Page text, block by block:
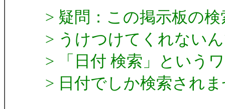
> 疑問：この掲示板の
> うけつけてくれない
> 「日付 検索」という
> 日付でしか検索され